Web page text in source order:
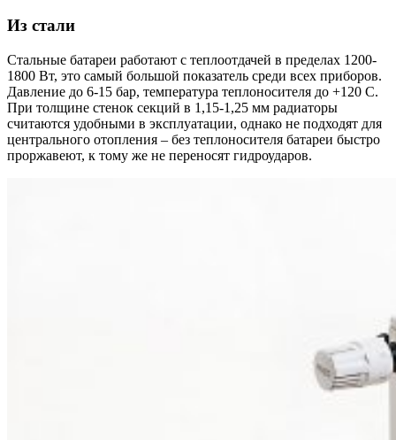
Из стали
Стальные батареи работают с теплоотдачей в пределах 1200-
1800 Вт, это самый большой показатель среди всех приборов.
Давление до 6-15 бар, температура теплоносителя до +120 С.
При толщине стенок секций в 1,15-1,25 мм радиаторы
считаются удобными в эксплуатации, однако не подходят для
центрального отопления – без теплоносителя батареи быстро
проржавеют, к тому же не переносят гидроударов.